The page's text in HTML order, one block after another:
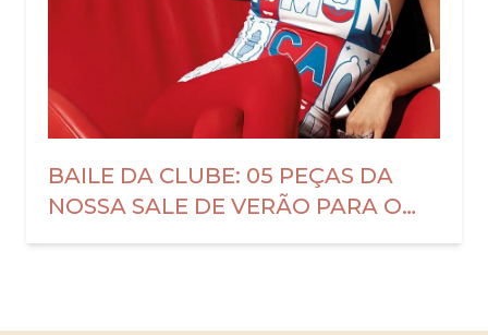
BAILE DA CLUBE: 05 PEÇAS DA
NOSSA SALE DE VERÃO PARA O
CARNAVAL 2025!